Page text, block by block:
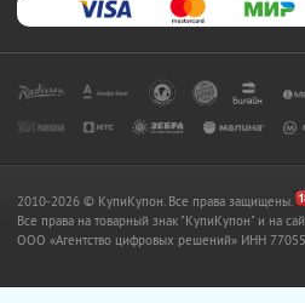
2010-2026 © КупиКупон. Все права защищены.
Все права на товарный знак "КупиКупон" и на
OOO «Агентство цифровых решений» ИНН